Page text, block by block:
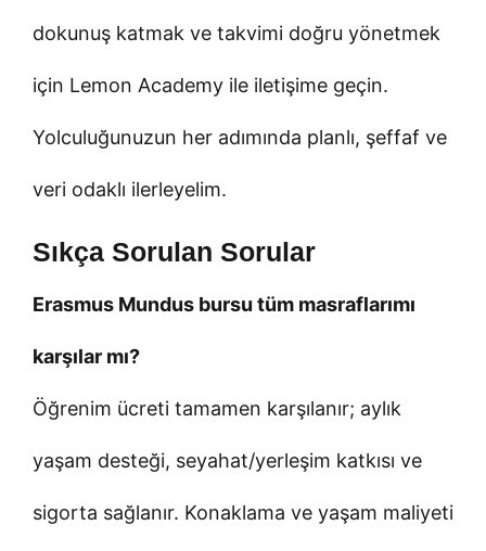
dokunuş katmak ve takvimi doğru yönetmek
için Lemon Academy ile iletişime geçin.
Yolculuğunuzun her adımında planlı, şeffaf ve
veri odaklı ilerleyelim.
Sıkça Sorulan Sorular
Erasmus Mundus bursu tüm masraflarımı
karşılar mı?
Öğrenim ücreti tamamen karşılanır; aylık
yaşam desteği, seyahat/yerleşim katkısı ve
sigorta sağlanır. Konaklama ve yaşam maliyeti